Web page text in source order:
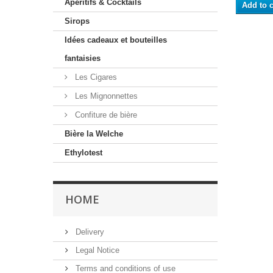
Apéritifs & Cocktails
Sirops
Idées cadeaux et bouteilles
fantaisies
Les Cigares
Les Mignonnettes
Confiture de bière
Bière la Welche
Ethylotest
HOME
Delivery
Legal Notice
Terms and conditions of use
Add to